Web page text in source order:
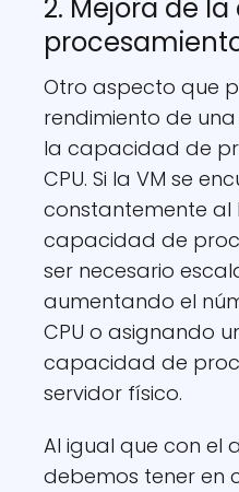
2. Mejora de
Otro aspecto que
rendimiento de
la capacidad de
CPU. Si la VM se
constantemente al
capacidad de
ser necesario
aumentando el
CPU o asignando
capacidad de
servidor físico.
Al igual que con el
debemos tener en